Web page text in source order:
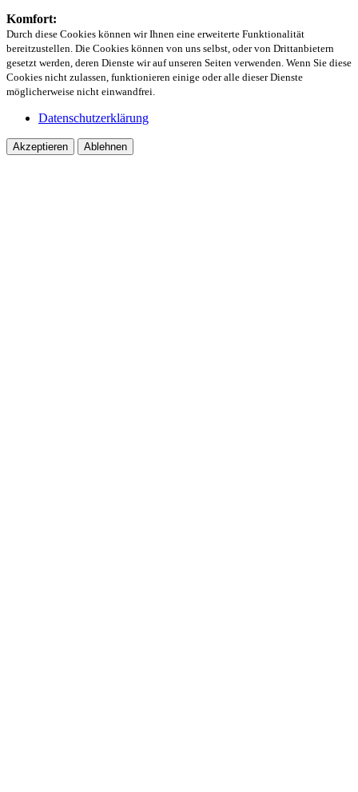
Komfort:
Durch diese Cookies können wir Ihnen eine erweiterte Funktionalität
bereitzustellen. Die Cookies können von uns selbst, oder von Drittanbietern
gesetzt werden, deren Dienste wir auf unseren Seiten verwenden. Wenn Sie diese
Cookies nicht zulassen, funktionieren einige oder alle dieser Dienste
möglicherweise nicht einwandfrei.
Datenschutzerklärung
Akzeptieren Ablehnen